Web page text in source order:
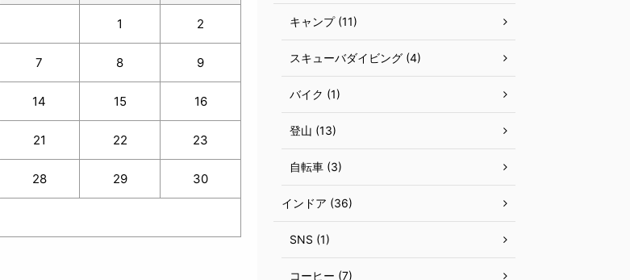
1 2
7 8 9
14 15 16
21 22 23
28 29 30
キャンプ (11)
スキューバダイビング (4)
バイク (1)
登山 (13)
自転車 (3)
インドア (36)
SNS (1)
コーヒー (7)